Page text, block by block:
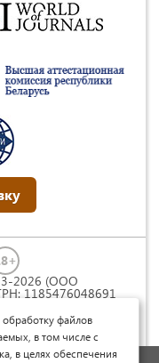
2026 (ООО
1185476048691
4.0
обработку файлов
в том числе с
в целях обеспечения